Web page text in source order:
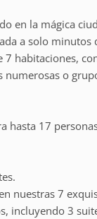
en la mágica
a solo minutos
7 habitaciones,
o
hasta 17
nuestras 7
incluyendo 3